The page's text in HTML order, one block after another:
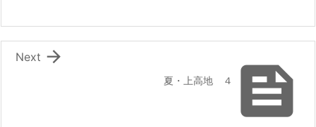

夏・上高地 ４

Next